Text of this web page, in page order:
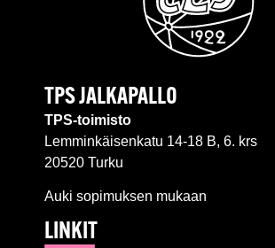
TPS JALKAPALLO
TPS-toimisto
Lemminkäisenkatu 14-18 B, 6. krs
20520 Turku
Auki sopimuksen mukaan
LINKIT